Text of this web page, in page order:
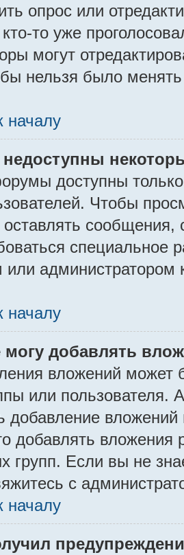
опрос или
то уже
могут
нельзя было
началу
доступны
Чтобы
сообщения,
специальное
или администратором
началу
могу добавлять
вложений может
или пользователя.
добавление
добавлять вложения
групп. Если вы не
с
началу